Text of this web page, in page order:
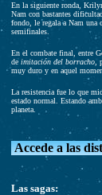
En la siguiente ronda,
Nam con bastantes
fondo, le regala a Nam una
semifinales.
En el combate final, entre
de imitación del borracho,
muy duro y en aquel
La resistencia fue lo que
estado normal. Estando
planeta.
Accede a las
Las sagas: